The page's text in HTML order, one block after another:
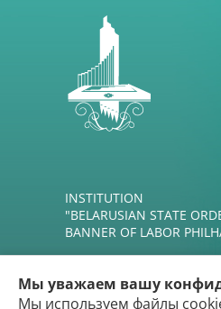
INSTITUTION
"BELARUSIAN STATE
BANNER OF LABOR
Мы уважаем вашу
Мы используем файлы